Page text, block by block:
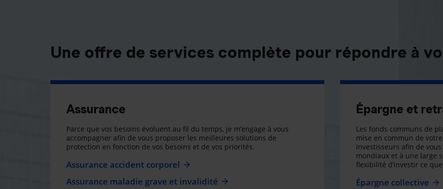
Une offre de services complète pour répondre à
Assurance
Parce que vos besoins évoluent au fil du temps, je m’engage à vous
accompagner afin de vous proposer les meilleures solutions de
protection en fonction de vos besoins et de vos priorités.
Assurance accident corporel
Assurance maladie grave et invalidité
Épargne et
Les fonds communs de
mise en commun de
investisseurs afin de
mondiaux et à une large
flexibilité d’investir ce
Épargne collective